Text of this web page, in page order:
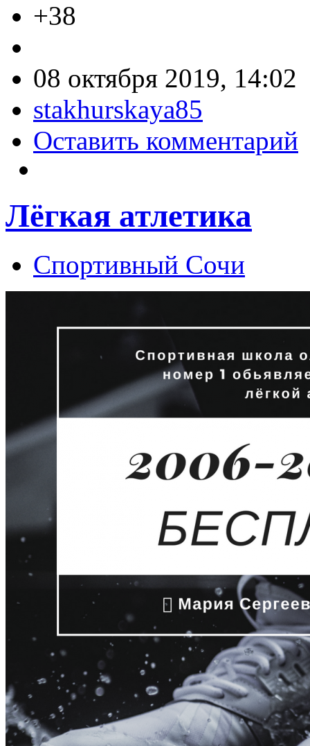
+38
08 октября 2019, 14:02
stakhurskaya85
Оставить комментарий
Лёгкая атлетика
Спортивный Сочи